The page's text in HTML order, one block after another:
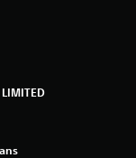
LIMITED